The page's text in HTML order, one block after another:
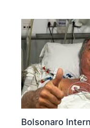
Bolsonaro